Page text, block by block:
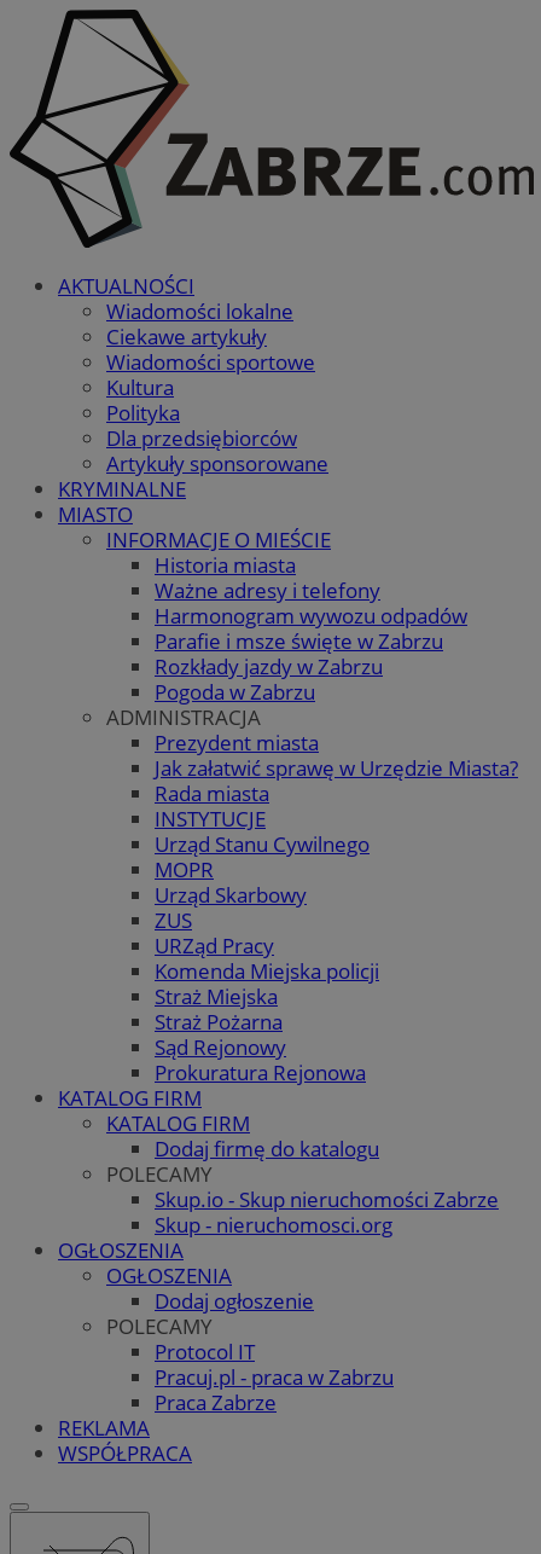
AKTUALNOŚCI
Wiadomości lokalne
Ciekawe artykuły
Wiadomości sportowe
Kultura
Polityka
Dla przedsiębiorców
Artykuły sponsorowane
KRYMINALNE
MIASTO
INFORMACJE O MIEŚCIE
Historia miasta
Ważne adresy i telefony
Harmonogram wywozu odpadów
Parafie i msze święte w Zabrzu
Rozkłady jazdy w Zabrzu
Pogoda w Zabrzu
ADMINISTRACJA
Prezydent miasta
Jak załatwić sprawę w Urzędzie Miasta?
Rada miasta
INSTYTUCJE
Urząd Stanu Cywilnego
MOPR
Urząd Skarbowy
ZUS
URZąd Pracy
Komenda Miejska policji
Straż Miejska
Straż Pożarna
Sąd Rejonowy
Prokuratura Rejonowa
KATALOG FIRM
KATALOG FIRM
Dodaj firmę do katalogu
POLECAMY
Skup.io - Skup nieruchomości Zabrze
Skup - nieruchomosci.org
OGŁOSZENIA
OGŁOSZENIA
Dodaj ogłoszenie
POLECAMY
Protocol IT
Pracuj.pl - praca w Zabrzu
Praca Zabrze
REKLAMA
WSPÓŁPRACA